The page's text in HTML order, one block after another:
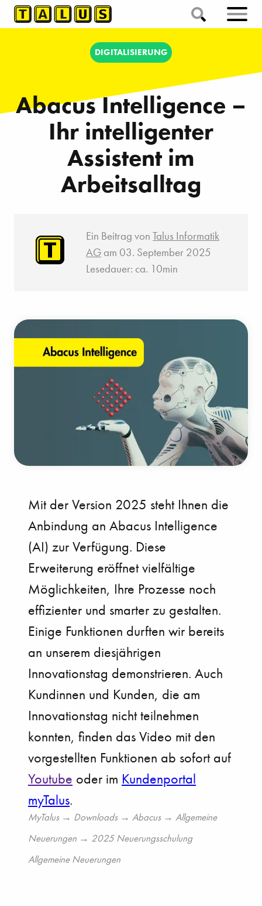
DIGITALISIERUNG
Abacus Intelligence –
Ihr intelligenter
Assistent im
Arbeitsalltag
Ein Beitrag von Talus Informatik
AG am 03. September 2025
Lesedauer: ca. 10min
Mit der Version 2025 steht Ihnen die
Anbindung an Abacus Intelligence
(AI) zur Verfügung. Diese
Erweiterung eröffnet vielfältige
Möglichkeiten, Ihre Prozesse noch
effizienter und smarter zu gestalten.
Einige Funktionen durften wir bereits
an unserem diesjährigen
Innovationstag demonstrieren. Auch
Kundinnen und Kunden, die am
Innovationstag nicht teilnehmen
konnten, finden das Video mit den
vorgestellten Funktionen ab sofort auf
Youtube oder im Kundenportal
myTalus.
MyTalus → Downloads → Abacus → Allgemeine
Neuerungen → 2025 Neuerungsschulung
Allgemeine Neuerungen